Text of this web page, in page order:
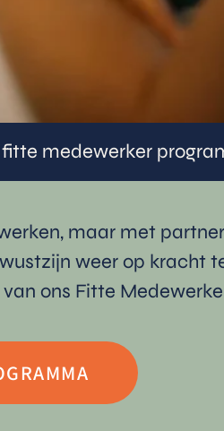
medewerker
maar met
weer op kracht
ons Fitte